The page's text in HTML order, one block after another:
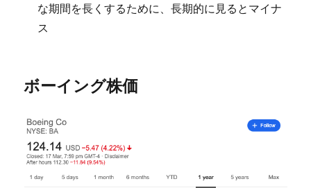
な期間を長くするために、長期的に見るとマイナ
ス
ボーイング株価